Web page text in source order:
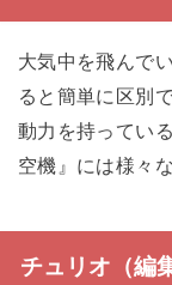
大気中を飛んで
ると簡単に区別
動力を持ってい
空機』には様々
チュリオ（編